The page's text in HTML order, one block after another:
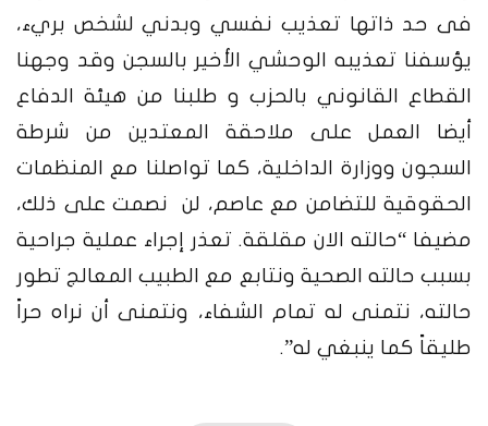
فى حد ذاتها تعذيب نفسي وبدني لشخص بريء،
يؤسفنا تعذيبه الوحشي الأخير بالسجن وقد وجهنا
القطاع القانوني بالحزب و طلبنا من هيئة الدفاع
أيضا العمل على ملاحقة المعتدين من شرطة
السجون ووزارة الداخلية، كما تواصلنا مع المنظمات
الحقوقية للتضامن مع عاصم، لن نصمت على ذلك،
مضيفا “حالته الان مقلقة. تعذر إجراء عملية جراحية
بسبب حالته الصحية ونتابع مع الطبيب المعالج تطور
حالته، نتمنى له تمام الشفاء، ونتمنى أن نراه حراً
طليقاً كما ينبغي له”.